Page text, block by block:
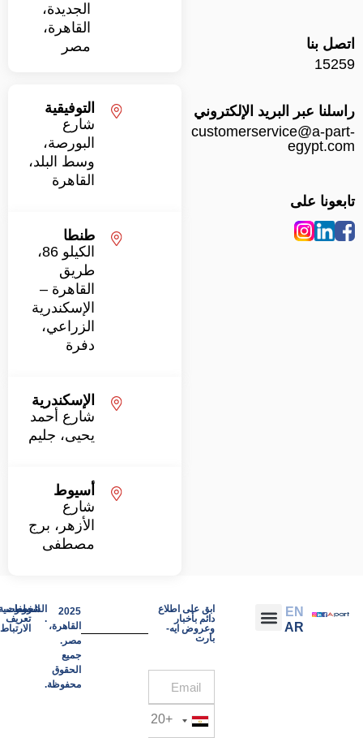
بنا
عبر البريد الإلكتروني
customerservice@a-
على
الجديدة،
القاهرة،
التوفيقية
شارع
البورصة،
وسط البلد،
القاهرة
طنطا
الكيلو 86،
طريق
القاهرة –
الإسكندرية
الزراعي،
الإسكندرية
شارع أحمد
يحيى، جليم
أسيوط
شارع
الأزهر، برج
مصطفى
EN
ابق على اطلاع
دائم بأخبار
وعروض ايه-
Egypt
+20
القاهرة،
محفوظة.
الشروط
.
الخصوصية.
ملفات
تعريف
الارتباط